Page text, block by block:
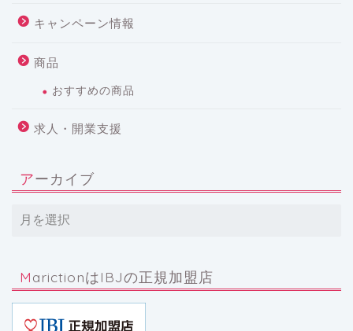
キャンペーン情報
商品
おすすめの商品
求人・開業支援
アーカイブ
MarictionはIBJの正規加盟店